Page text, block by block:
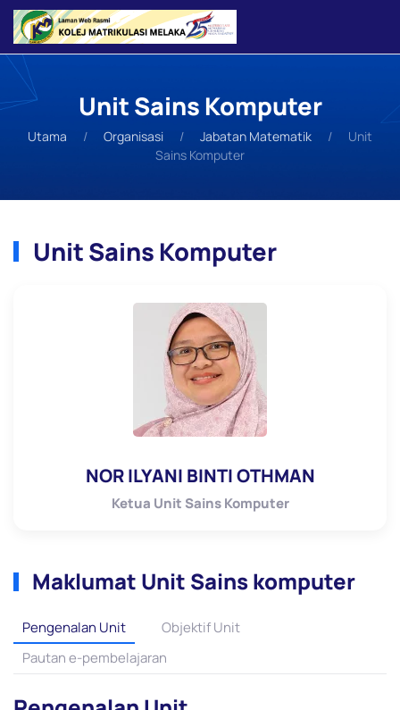
Skip to main content
Unit Sains Komputer
Utama Organisasi Jabatan Matematik
Unit
Sains Komputer
Unit Sains Komputer
NOR ILYANI BINTI OTHMAN
Ketua Unit Sains Komputer
Maklumat Unit Sains komputer
Pengenalan Unit
Objektif Unit
Pautan e-pembelajaran